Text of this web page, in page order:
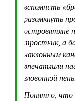
вспомнить
разомкнуть
островитяне
тростник, а
наклонным
впечатлили
зловонной
Понятно, что